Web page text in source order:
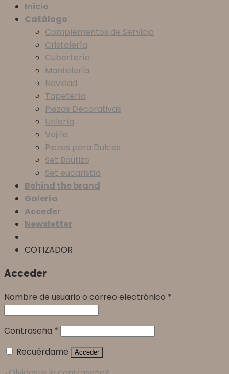
Inicio
Catálogo
Complementos de Servicio
Cristalería
Cubertería
Mantelería
Navidad
Tapetería
Piezas Decorativas
Utilería
Vajilla
Piezas para Dulces
Set Bautizo
Set eucaristía
Behind the brand
Galería
Acceder
Newsletter
COTIZADOR
Acceder
Nombre de usuario o correo electrónico *
Contraseña *
Recuérdame
Acceder